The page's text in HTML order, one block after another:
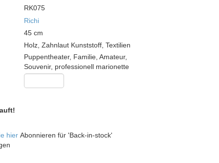
RK075
Richi
45 cm
Holz, Zahnlaut Kunststoff, Textilien
Puppentheater, Familie, Amateur,
Souvenir, professionell marionette
hier Abonnieren für 'Back-in-stock'